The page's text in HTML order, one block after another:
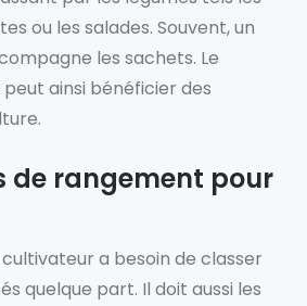
ou les salades. Souvent, un
les sachets. Le
ainsi bénéficier des
de rangement pour
a besoin de classer
quelque part. Il doit aussi les